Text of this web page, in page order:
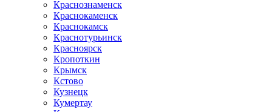
Краснознаменск
Краснокаменск
Краснокамск
Краснотурьинск
Красноярск
Кропоткин
Крымск
Кстово
Кузнецк
Кумертау